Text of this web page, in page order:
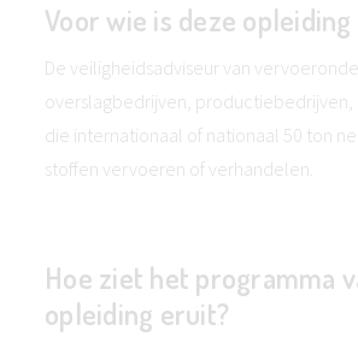
Voor wie is deze
De veiligheidsadviseur van
overslagbedrijven, productiebedrijven,
die internationaal of nationaal 50 ton
stoffen vervoeren of verhandelen.
Hoe ziet het programma
opleiding eruit?